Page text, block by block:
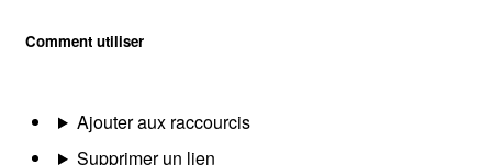
Comment utiliser
Ajouter aux raccourcis
Supprimer un lien